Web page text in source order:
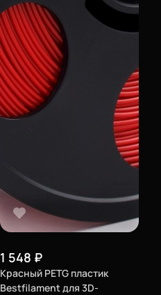
1 548 ₽
Красный PETG пластик
Bestfilament для 3D-